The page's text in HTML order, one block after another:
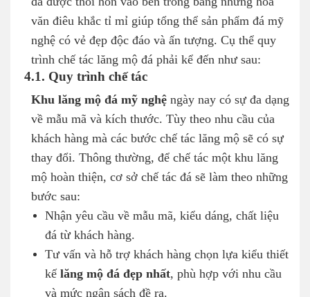
văn điêu khắc tỉ mỉ giúp tổng thể sản phẩm đá mỹ
nghệ có vẻ đẹp độc đáo và ấn tượng. Cụ thể quy
trình chế tác lăng mộ đá phải kể đến như sau:
4.1. Quy trình chế tác
Khu lăng mộ đá mỹ nghệ ngày nay có sự đa dạng
về mẫu mã và kích thước. Tùy theo nhu cầu của
khách hàng mà các bước chế tác lăng mộ sẽ có sự
thay đổi. Thông thường, để chế tác một khu lăng
mộ hoàn thiện, cơ sở chế tác đá sẽ làm theo những
bước sau:
Nhận yêu cầu về mẫu mã, kiểu dáng, chất liệu
đá từ khách hàng.
Tư vấn và hỗ trợ khách hàng chọn lựa kiểu thiết
kế lăng mộ đá đẹp nhất, phù hợp với nhu cầu
và mức ngân sách đề ra.